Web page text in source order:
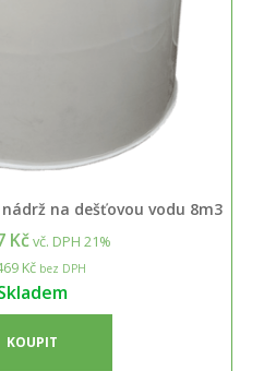
na dešťovou vodu 8m3
Kčvč. DPH 21%
Kč bez DPH
KOUPIT